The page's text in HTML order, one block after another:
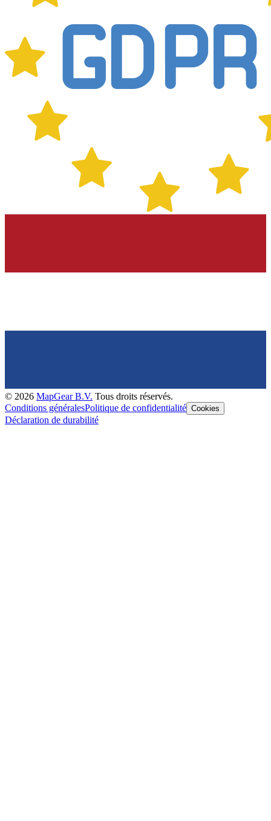
© 2026 MapGear B.V. Tous droits réservés.
Conditions généralesPolitique de confidentialité Cookies
Déclaration de durabilité